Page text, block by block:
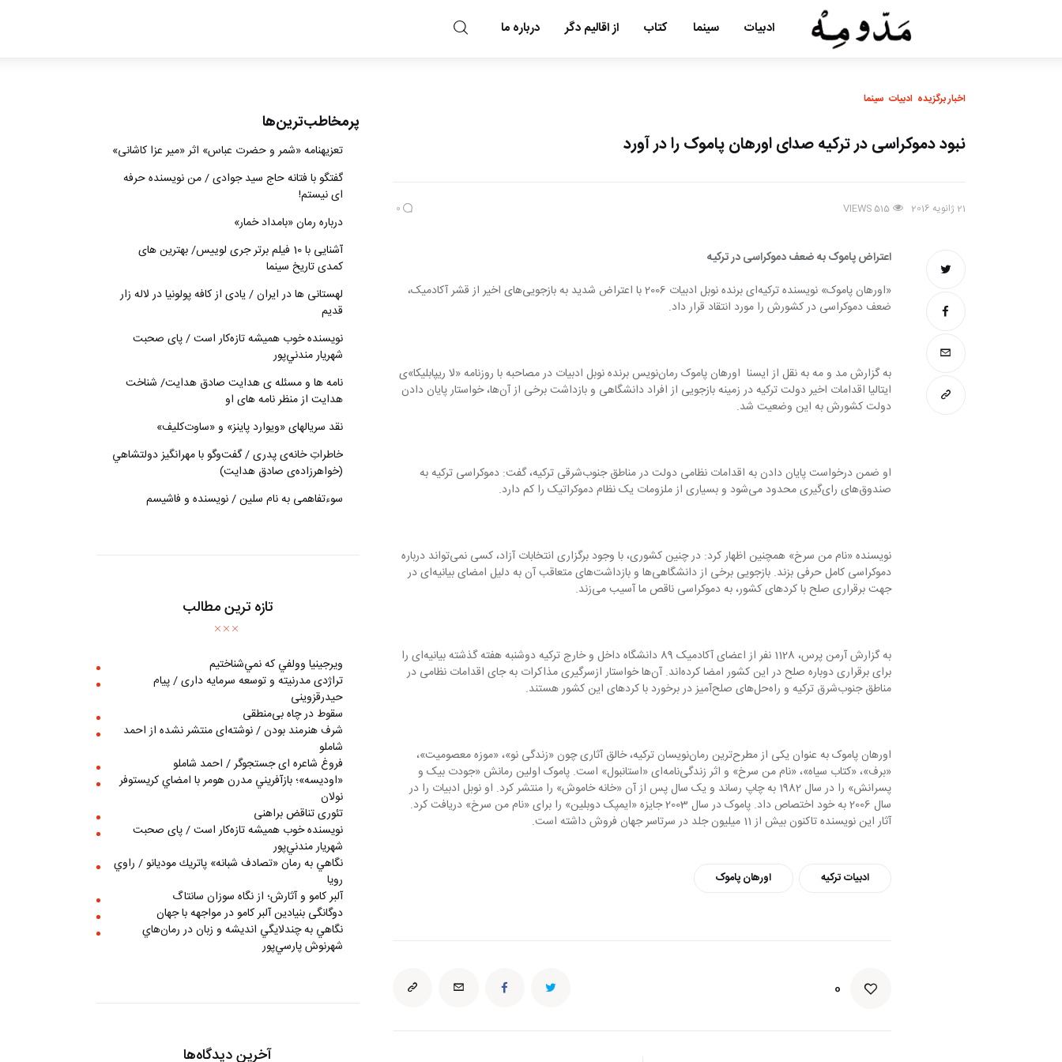
ادبیات سینما کتاب از اقالیم دگر درباره ما
اخبار برگزیده ادبیات سینما
نبود دموکراسی در ترکیه صدای اورهان پاموک را در آورد
21 ژانویه 2016 515
VIEWS
0
اعتراض پاموک به ضعف دموکراسی در ترکیه
«اورهان پاموک» نویسنده ترکیه‌ای برنده نوبل ادبیات 2006 با اعتراض شدید به بازجویی‌های اخیر از قشر آکادمیک،
ضعف دموکراسی در کشورش را مورد انتقاد قرار داد.
به گزارش مد و مه به نقل از ایسنا  اورهان پاموک رمان‌نویس برنده نوبل ادبیات در مصاحبه با روزنامه «لا ریپابلیکا»ی
ایتالیا اقدامات اخیر دولت ترکیه در زمینه بازجویی از افراد دانشگاهی و بازداشت برخی از آن‌ها، خواستار پایان دادن
دولت کشورش به این وضعیت شد.
او ضمن درخواست پایان دادن به اقدامات نظامی دولت در مناطق جنوب‌شرقی ترکیه، گفت: دموکراسی ترکیه به
صندوق‌های رای‌گیری محدود می‌شود و بسیاری از ملزومات یک نظام دموکراتیک را کم دارد.
نویسنده «نام من سرخ» همچنین اظهار کرد: در چنین کشوری، با وجود برگزاری انتخابات آزاد، کسی نمی‌تواند درباره
دموکراسی کامل حرفی بزند. بازجویی برخی از دانشگاهی‌ها و بازداشت‌های متعاقب آن به دلیل امضای بیانیه‌ای در
جهت برقراری صلح با کردهای کشور، به دموکراسی ناقص ما آسیب می‌زند.
به گزارش آرمن پرس، 1128 نفر از اعضای آکادمیک 89 دانشگاه داخل و خارج ترکیه دوشنبه هفته گذشته بیانیه‌ای را
برای برقراری دوباره صلح در این کشور امضا کرده‌اند. آن‌ها خواستار ازسر‌گیری مذاکرات به جای اقدامات نظامی در
مناطق جنوب‌شرق ترکیه و راه‌حل‌های صلح‌آمیز در برخورد با کرد‌های این کشور هستند.
اورهان پاموک به عنوان یکی از مطرح‌ترین رمان‌نویسان ترکیه، خالق آثاری چون «زندگی نو»، «موزه معصومیت»،
«برف»، «کتاب سیاه»، «نام من سرخ» و اثر زندگی‌نامه‌ای «استانبول» است. پاموک اولین رمانش «جودت بیک و
پسرانش» را در سال 1982 به چاپ رساند و یک سال پس از آن «خانه خاموش» را منتشر کرد. او نوبل ادبیات را در
سال 2006 به خود اختصاص داد. پاموک در سال 2003 جایزه «ایمپک دوبلین» را برای «نام من سرخ» دریافت کرد.
آثار این نویسنده تاکنون بیش از 11 میلیون جلد در سرتاسر جهان فروش داشته‌ است.
ادبیات ترکیه اورهان پاموک
0
پرمخاطب‌ترین‌ها
تعزیه‎نامه‏ «شمر و حضرت عباس» اثر «میر عزا کاشانی»
گفتگو با فتانه حاج سید جوادی / من نویسنده حرفه
ای نیستم!
درباره رمان «بامداد خمار»
آشنایی با 10 فیلم برتر جری لوییس/ بهترین های
کمدی تاریخ سینما
لهستانی ها در ایران / یادی از کافه پولونیا در لاله زار
قدیم
نويسنده خوب هميشه تازه‌كار است / پای صحبت
شهريار مندني‌پور
نامه ها و مسئله ی هدایت صادق هدایت/ شناخت
هدایت از منظر نامه های او
نقد سریالهای «ویوارد پاینز» و «ساوت‌کلیف»
خاطراتِ خانه‌ی پدری / گفت‌وگو با مهرانگيز دولتشاهي
(خواهرزاده‌ی صادق هدايت)
سوءتفاهمی به نام سلین / نویسنده و فاشیسم
تازه ترین مطالب
ويرجينيا وولفي كه نمي‌شناختيم
تراژدی مدرنیته و توسعه سرمایه داری / پیام
حیدرقزوینی
سقوط در چاه بی‌منطقی
شرف هنرمند بودن / نوشته‌ای منتشر نشده از احمد
شاملو
فروغ شاعره ای جستجوگر / احمد شاملو
«اوديسه»؛ بازآفريني مدرن هومر با امضاي كريستوفر
نولان
تئوری تناقض براهنی
نويسنده خوب هميشه تازه‌كار است / پای صحبت
شهريار مندني‌پور
نگاهي به رمان «تصادف شبانه» پاتريك موديانو / راوي
رويا
آلبر کامو و آثارش؛ از نگاه سوزان سانتاگ
دوگانگی بنیادین آلبر کامو در مواجهه با جهان
نگاهي به چندلايگي انديشه و زبان در رمان‌هاي
شهرنوش پارسي‌پور
آخرین دیدگاه‌ها